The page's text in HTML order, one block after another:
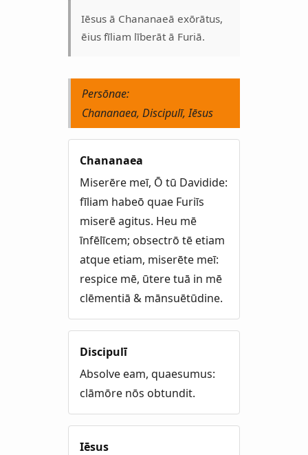
Iēsus ā Chananaeā exōrātus,
ēius fīliam līberāt ā Furiā.
Persōnae:
Chananaea, Discipulī, Iēsus
Chananaea
Miserēre meī, Ō tū Davidide:
fīliam habeō quae Furiīs
miserē agitus. Heu mē
īnfēlīcem; obsectrō tē etiam
atque etiam, miserēte meī:
respice mē, ūtere tuā in mē
clēmentiā & mānsuētūdine.
Discipulī
Absolve eam, quaesumus:
clāmōre nōs obtundit.
Iēsus